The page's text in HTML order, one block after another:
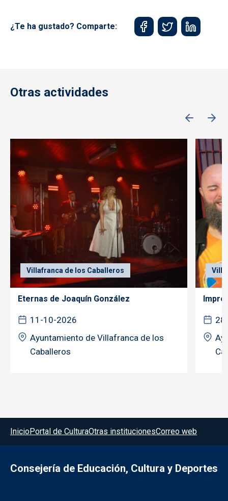
¿Te ha gustado? Comparte:
Otras actividades
Villafranca de los Caballeros
Eternas de Joaquín González
11-10-2026
Ayuntamiento de Villafranca de los
Caballeros
Menú del pie
InicioPortal de CulturaOtras institucionesCorreo web
Consejería de Educación, Cultura y Deportes